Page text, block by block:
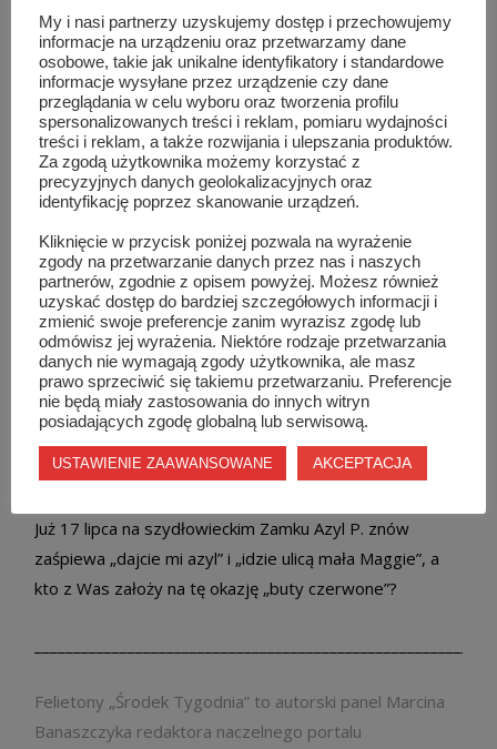
Szydłowca, może ławka w parku Andrzeja
Siewierskiego, a może jakiś inny sposób uhonorowania
ich działalności i sukcesów. Mam wrażenie, że muzycznie
jeszcze długo nikt w Szydłowcu nie zbliży się do nich.
Takim pomnikiem pamięci Andrzeja Siewierskiego i Azylu
P. jest właśnie „Rock na Zamku”, według mnie druga
najważniejsza rozrywkowa impreza w Szydłowcu po
święcie miasta czyli szydłowieckich Zygmuntach. Apeluję
do wszystkich ludzi, którzy są decyzyjni w temacie
organizowania takich imprez. Nie pozwólcie, aby „Rock
na Zamku” kiedyś się skończył, organizujcie go każdego
roku, pomagajcie finansowo (oczywiście z każdą edycją
mocniej), bo naprawdę warto. Tego typu imprezy w
Szydłowcu, który w regionie znany jest z tradycji
dobrego rock’n’rolla, są bardzo potrzebne.
Już 17 lipca na szydłowieckim Zamku Azyl P. znów
zaśpiewa „dajcie mi azyl” i „idzie ulicą mała Maggie”, a
kto z Was założy na tę okazję „buty czerwone”?
Felietony „Środek Tygodnia” to autorski panel Marcina
Banaszczyka redaktora naczelnego portalu
My i nasi partnerzy uzyskujemy dostęp i przechowujemy
informacje na urządzeniu oraz przetwarzamy dane
osobowe, takie jak unikalne identyfikatory i standardowe
informacje wysyłane przez urządzenie czy dane
przeglądania w celu wyboru oraz tworzenia profilu
spersonalizowanych treści i reklam, pomiaru wydajności
treści i reklam, a także rozwijania i ulepszania produktów.
Za zgodą użytkownika możemy korzystać z
precyzyjnych danych geolokalizacyjnych oraz
identyfikację poprzez skanowanie urządzeń.
Kliknięcie w przycisk poniżej pozwala na wyrażenie
zgody na przetwarzanie danych przez nas i naszych
partnerów, zgodnie z opisem powyżej. Możesz również
uzyskać dostęp do bardziej szczegółowych informacji i
zmienić swoje preferencje zanim wyrazisz zgodę lub
odmówisz jej wyrażenia. Niektóre rodzaje przetwarzania
danych nie wymagają zgody użytkownika, ale masz
prawo sprzeciwić się takiemu przetwarzaniu. Preferencje
nie będą miały zastosowania do innych witryn
posiadających zgodę globalną lub serwisową.
USTAWIENIE ZAAWANSOWANE AKCEPTACJA